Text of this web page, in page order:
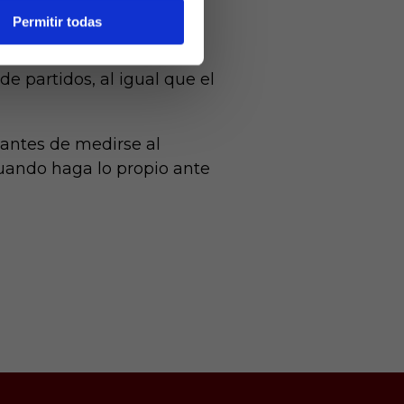
Permitir todas
de LaLiga.
partidos de sanción,
partidos, al igual que el
de medirse al
haga lo propio ante